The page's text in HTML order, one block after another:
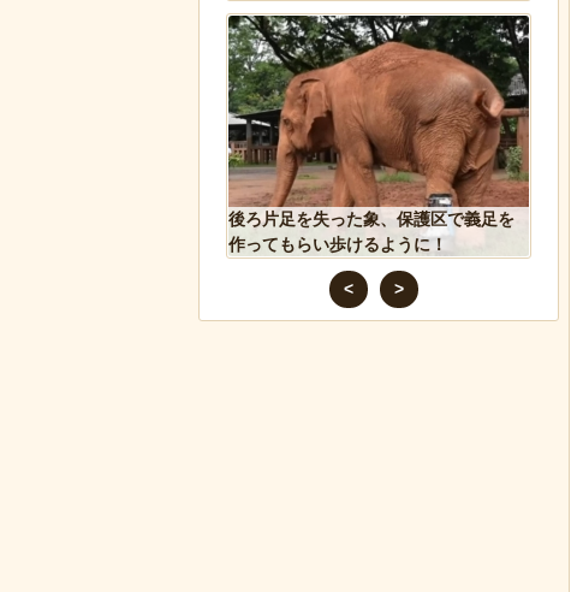
後ろ片足を失った象、保護区で義足を
作ってもらい歩けるように！
<
>